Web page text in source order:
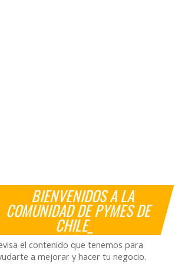
BIENVENIDOS A LA
COMUNIDAD DE PYMES DE
CHILE_
el contenido que tenemos para
a mejorar y hacer tu negocio.